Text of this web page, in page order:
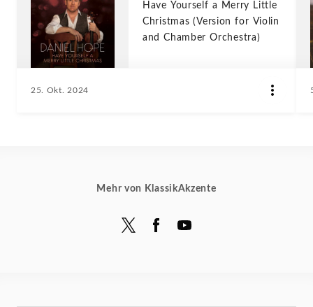
Have Yourself a Merry Little
Christmas (Version for Violin
and Chamber Orchestra)
25. Okt. 2024
Mehr von KlassikAkzente